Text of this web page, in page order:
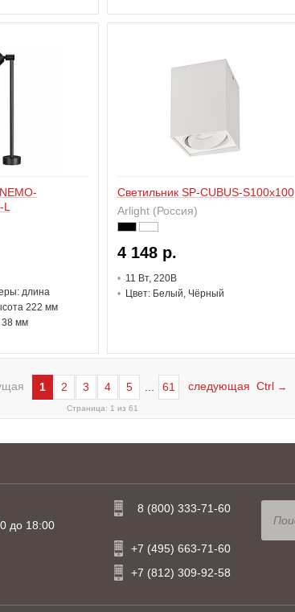
длина
222 мм
38 мм
Светильник SP-CUBUS-S100x100
Arlight (Россия)
4 148 р.
11 Вт, 220В
Цвет: Белый, Чёрный
1 2 3 4 5 61 следующая Ctrl →
Страница: 1 из 61
до 18:00
8 (800) 333-71-60
+7 (495) 663-71-60
+7 (812) 309-92-58